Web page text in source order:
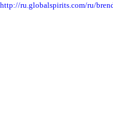
http://ru.globalspirits.com/ru/